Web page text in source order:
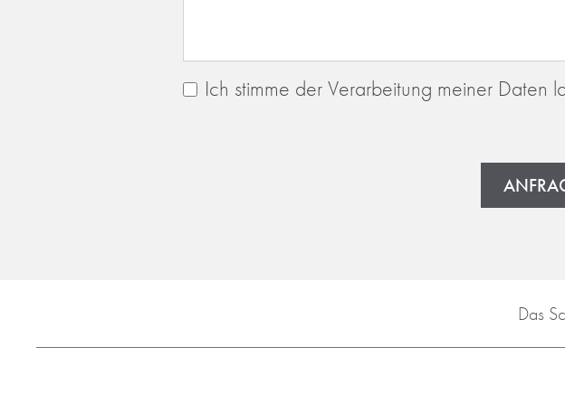
Ich stimme der Verarbeitung meiner Daten
Das